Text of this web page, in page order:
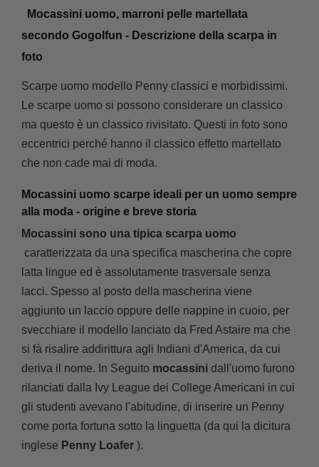
Mocassini uomo, marroni pelle martellata
secondo Gogolfun - Descrizione della scarpa in
foto
Scarpe uomo modello Penny classici e morbidissimi.
Le scarpe uomo si possono considerare un classico
ma questo è un classico rivisitato. Questi in foto sono
eccentrici perché hanno il classico effetto martellato
che non cade mai di moda.
Mocassini uomo scarpe ideali per un uomo sempre
alla moda - origine e breve storia
Mocassini sono una tipica scarpa uomo
caratterizzata da una specifica mascherina che copre
latta lingue ed è assolutamente trasversale senza
lacci. Spesso al posto della mascherina viene
aggiunto un laccio oppure delle nappine in cuoio, per
svecchiare il modello lanciato da Fred Astaire ma che
si fà risalire addirittura agli Indiani d'America, da cui
deriva il nome. In Seguito mocassini dall'uomo furono
rilanciati dalla Ivy League dei College Americani in cui
gli studenti avevano l'abitudine, di inserire un Penny
come porta fortuna sotto la linguetta (da qui la dicitura
inglese Penny Loafer ).